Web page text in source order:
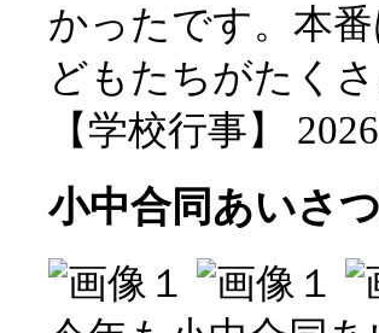
かったです。本
どもたちがたく
【学校行事】
小中合同あいさ